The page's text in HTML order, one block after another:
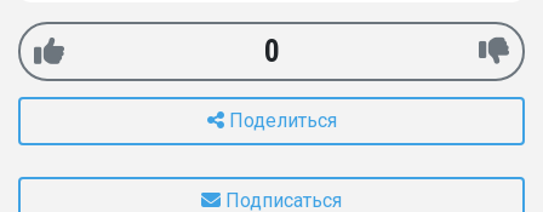
0
Поделиться
Подписаться